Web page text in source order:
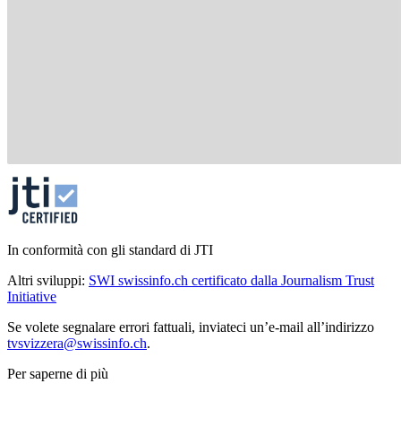
In conformità con gli standard di JTI
Altri sviluppi: SWI swissinfo.ch certificato dalla Journalism Trust
Initiative
Se volete segnalare errori fattuali, inviateci un’e-mail all’indirizzo
tvsvizzera@swissinfo.ch.
Per saperne di più